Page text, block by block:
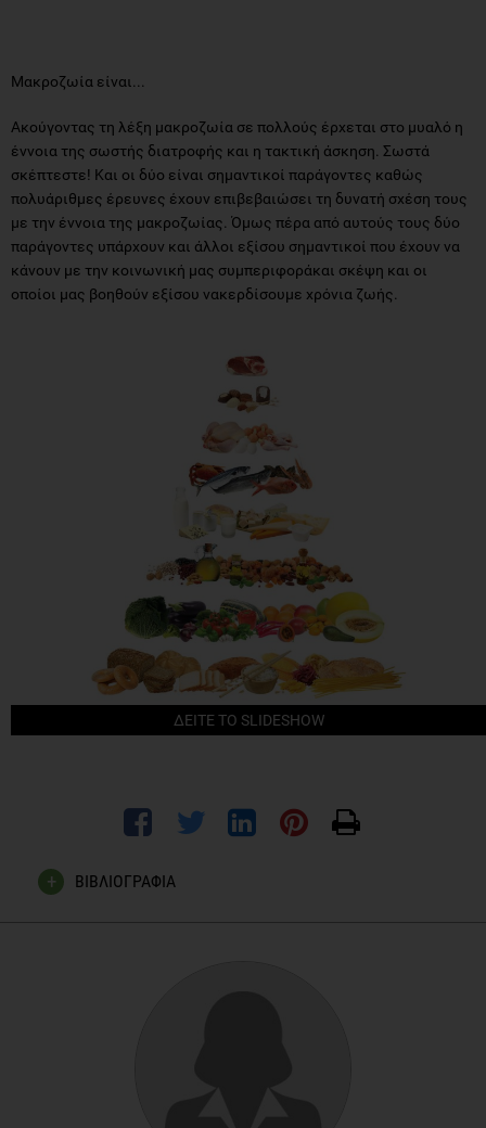
Μακροζωία είναι...
Ακούγοντας τη λέξη μακροζωία σε πολλούς έρχεται στο μυαλό η
έννοια της σωστής διατροφής και η τακτική άσκηση. Σωστά
σκέπτεστε! Και οι δύο είναι σημαντικοί παράγοντες καθώς
πολυάριθμες έρευνες έχουν επιβεβαιώσει τη δυνατή σχέση τους
με την έννοια της μακροζωίας. Όμως πέρα από αυτούς τους δύο
παράγοντες υπάρχουν και άλλοι εξίσου σημαντικοί που έχουν να
κάνουν με την κοινωνική μας συμπεριφοράκαι σκέψη και οι
οποίοι μας βοηθούν εξίσου νακερδίσουμε χρόνια ζωής.
ΔΕΙΤΕ ΤΟ SLIDESHOW
ΒΙΒΛΙΟΓΡΑΦΙΑ